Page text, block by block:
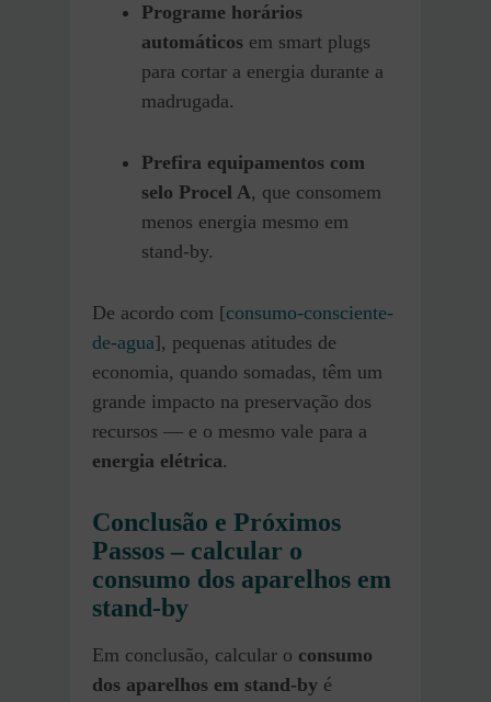
Programe horários
automáticos em smart plugs
para cortar a energia durante a
madrugada.
Prefira equipamentos com
selo Procel A, que consomem
menos energia mesmo em
stand-by.
De acordo com [consumo-consciente-
de-agua], pequenas atitudes de
economia, quando somadas, têm um
grande impacto na preservação dos
recursos — e o mesmo vale para a
energia elétrica.
Conclusão e Próximos
Passos – calcular o
consumo dos aparelhos em
stand-by
Em conclusão, calcular o consumo
dos aparelhos em stand-by é